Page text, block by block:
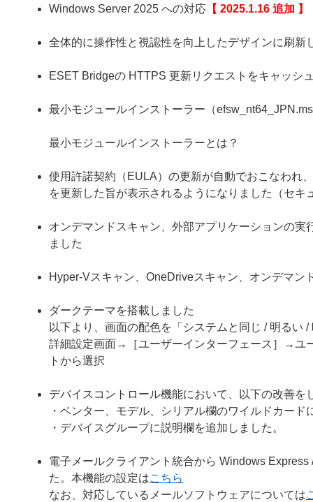
Windows Server 2025 への対応 【 2025.1.16 追加 】
全体的に操作性と視認性を向上したデザインに刷新
ESET Bridgeの HTTPS 更新リクエストをキャッシ
最小モジュールインストーラー（
最小モジュールインストーラーとは？
使用許諾契約（EULA）の更新が自動でおこなわれ
を更新した旨が表示されるようになりました（セ
オンデマンドスキャン、外部アプリケーションの
ました
Hyper-Vスキャン、OneDriveスキャン、オンデマ
ダークテーマを搭載しました
以下より、画面の配色を「システムと同じ / 明るい
詳細設定画面→［ユーザーインターフェース］→ユ
トから選択
デバイスコントロール機能において、以下の改善
・ベンター、モデル、シリアル欄のワイルドカード
・デバイスグループに説明欄を追加しました。
電子メールクライアント統合から Windows
た。本機能の設定はこちら
なお、対応しているメールソフトウェアについては